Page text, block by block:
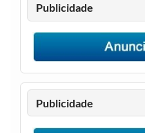
Publicidade
Publicidade